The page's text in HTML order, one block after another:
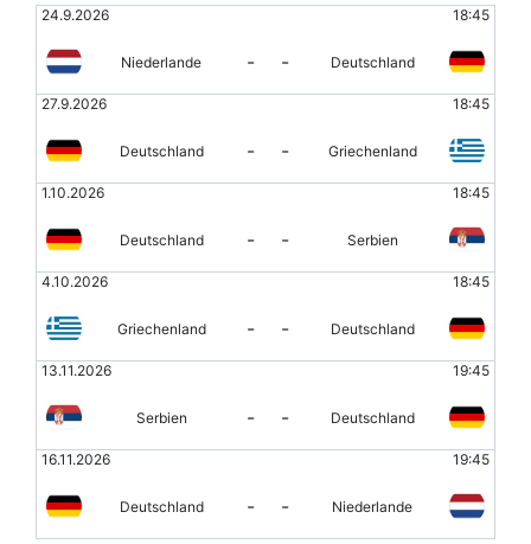
24.9.2026 18:45
Niederlande - - Deutschland
27.9.2026 18:45
Deutschland - - Griechenland
1.10.2026 18:45
Deutschland - - Serbien
4.10.2026 18:45
Griechenland - - Deutschland
13.11.2026 19:45
Serbien - - Deutschland
16.11.2026 19:45
Deutschland - - Niederlande